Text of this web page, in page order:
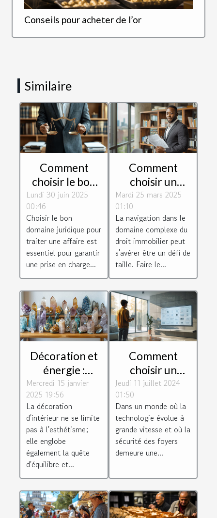
Conseils pour acheter de l’or
Similaire
Comment
choisir le bon
domaine
juridique pour
votre affaire ?
Lundi 30 juin 2025
00:46
Choisir le bon
domaine juridique pour
traiter une affaire est
essentiel pour garantir
une prise en charge...
Comment
choisir un
avocat
spécialisé en
droit
immobilier
Mardi 25 mars 2025
01:10
La navigation dans le
domaine complexe du
droit immobilier peut
s'avérer être un défi de
taille. Faire le...
Décoration et
énergie :
harmoniser
votre espace
avec des
minéraux
Mercredi 15 janvier
2025 19:56
La décoration
d'intérieur ne se limite
pas à l'esthétisme;
elle englobe
également la quête
d'équilibre et...
Comment
choisir un
système
d'alarme
respectueux de
la vie privée
Jeudi 11 juillet 2024
01:50
Dans un monde où la
technologie évolue à
grande vitesse et où la
sécurité des foyers
demeure une...